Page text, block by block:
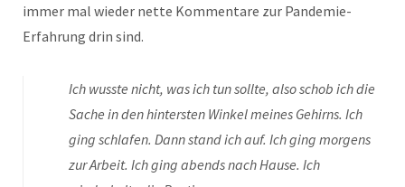
immer mal wieder nette Kommentare zur Pandemie-
Erfahrung drin sind.
Ich wusste nicht, was ich tun sollte, also schob ich die
Sache in den hintersten Winkel meines Gehirns. Ich
ging schlafen. Dann stand ich auf. Ich ging morgens
zur Arbeit. Ich ging abends nach Hause. Ich